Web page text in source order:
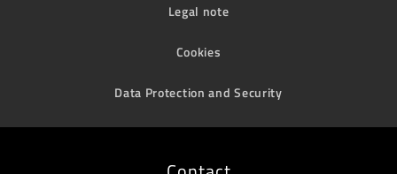
Legal note
Cookies
Data Protection and Security